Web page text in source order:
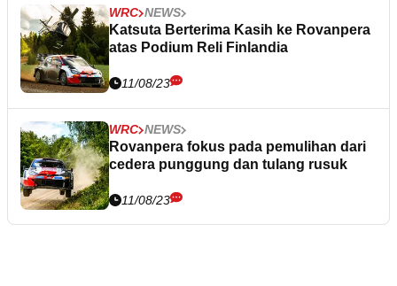
WRC NEWS
Katsuta Berterima Kasih ke Rovanpera
atas Podium Reli Finlandia
11/08/23
WRC NEWS
Rovanpera fokus pada pemulihan dari
cedera punggung dan tulang rusuk
11/08/23